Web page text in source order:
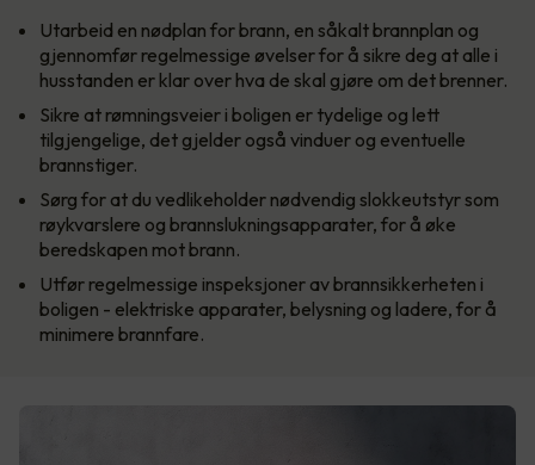
Utarbeid en nødplan for brann, en såkalt brannplan og
gjennomfør regelmessige øvelser for å sikre deg at alle i
husstanden er klar over hva de skal gjøre om det brenner.
Sikre at rømningsveier i boligen er tydelige og lett
tilgjengelige, det gjelder også vinduer og eventuelle
brannstiger.
Sørg for at du vedlikeholder nødvendig slokkeutstyr som
røykvarslere og brannslukningsapparater, for å øke
beredskapen mot brann.
Utfør regelmessige inspeksjoner av brannsikkerheten i
boligen - elektriske apparater, belysning og ladere, for å
minimere brannfare.